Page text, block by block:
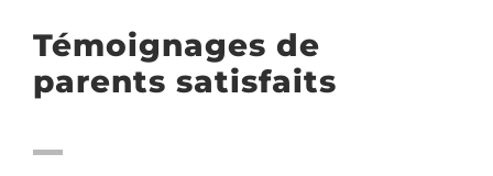
Témoignages de
parents satisfaits